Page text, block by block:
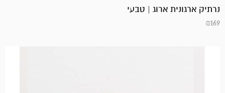
נרתיק ארגונית ארוג | טבעי
₪169